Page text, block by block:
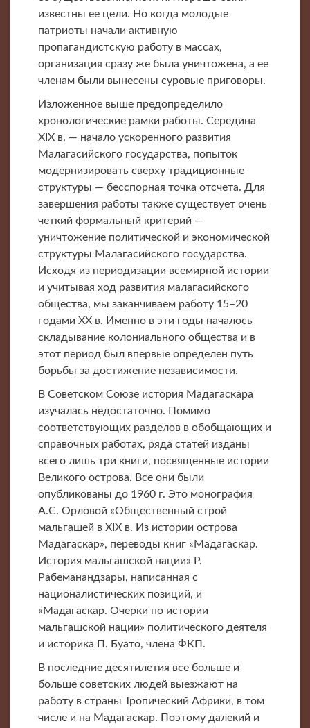
известны ее цели. Но когда молодые
патриоты начали активную
пропагандистскую работу в массах,
организация сразу же была уничтожена, а ее
членам были вынесены суровые приговоры.
Изложенное выше предопределило
хронологические рамки работы. Середина
XIX в. — начало ускоренного развития
Малагасийского государства, попыток
модернизировать сверху традиционные
структуры — бесспорная точка отсчета. Для
завершения работы также существует очень
четкий формальный критерий —
уничтожение политической и экономической
структуры Малагасийского государства.
Исходя из периодизации всемирной истории
и учитывая ход развития малагасийского
общества, мы заканчиваем работу 15–20
годами XX в. Именно в эти годы началось
складывание колониального общества и в
этот период был впервые определен путь
борьбы за достижение независимости.
В Советском Союзе история Мадагаскара
изучалась недостаточно. Помимо
соответствующих разделов в обобщающих и
справочных работах, ряда статей изданы
всего лишь три книги, посвященные истории
Великого острова. Все они были
опубликованы до 1960 г. Это монография
А.С. Орловой «Общественный строй
мальгашей в XIX в. Из истории острова
Мадагаскар», переводы книг «Мадагаскар.
История мальгашской нации» Р.
Рабеманандзары, написанная с
националистических позиций, и
«Мадагаскар. Очерки по истории
мальгашской нации» политического деятеля
и историка П. Буато, члена ФКП.
В последние десятилетия все больше и
больше советских людей выезжают на
работу в страны Тропический Африки, в том
числе и на Мадагаскар. Поэтому далекий и